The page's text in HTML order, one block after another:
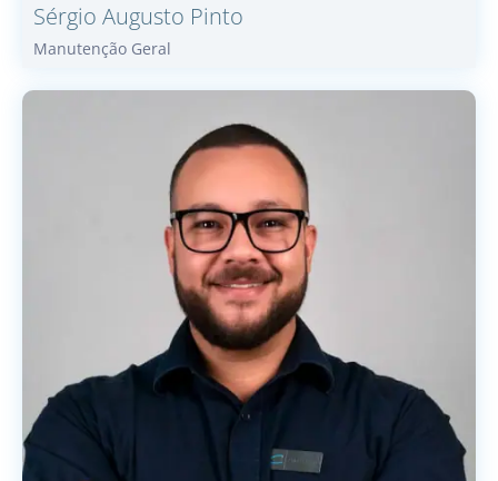
Sérgio Augusto Pinto
Manutenção Geral